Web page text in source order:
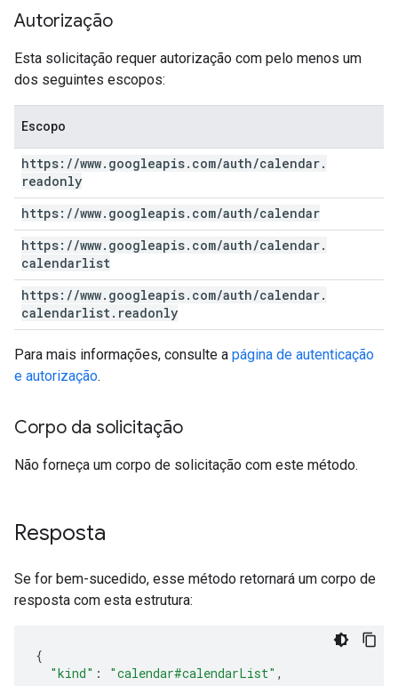
Autorização
Esta solicitação requer autorização com pelo menos um
dos seguintes escopos:
Escopo
https: //www. googleapis. com/auth/calendar.
readonly
https: //www. googleapis. com/auth/calendar
https: //www. googleapis. com/auth/calendar.
calendarlist
https: //www. googleapis. com/auth/calendar.
calendarlist. readonly
Para mais informações, consulte a página de autenticação
e autorização.
Corpo da solicitação
Não forneça um corpo de solicitação com este método.
Resposta
Se for bem-sucedido, esse método retornará um corpo de
resposta com esta estrutura:
"kind" : "calendar#calendarList" ,